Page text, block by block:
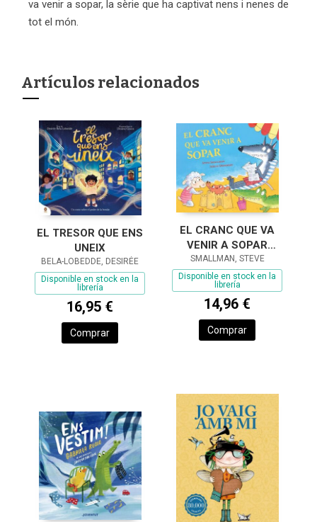
va venir a sopar, la sèrie que ha captivat nens i nenes de
tot el món.
Artículos relacionados
EL TRESOR QUE ENS
UNEIX
BELA-LOBEDDE, DESIRÉE
Disponible en stock en la
librería
16,95 €
Comprar
EL CRANC QUE VA
VENIR A SOPAR
(L'OVELLETA QUE VA
VENIR A SOPAR)
SMALLMAN, STEVE
Disponible en stock en la
librería
14,96 €
Comprar